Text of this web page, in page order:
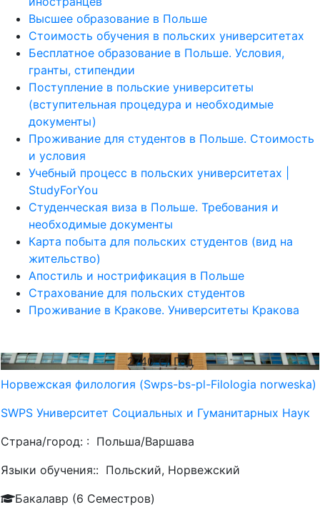
Высшее образование в Польше
Стоимость обучения в польских университетах
Бесплатное образование в Польше. Условия,
гранты, стипендии
Поступление в польские университеты
(вступительная процедура и необходимые
документы)
Проживание для студентов в Польше. Стоимость
и условия
Учебный процесс в польских университетах |
StudyForYou
Студенческая виза в Польше. Требования и
необходимые документы
Карта побыта для польских студентов (вид на
жительство)
Апостиль и нострификация в Польше
Страхование для польских студентов
Проживание в Кракове. Университеты Кракова
2740€/ Год
Норвежская филология (Swps-bs-pl-Filologia norweska)
SWPS Университет Социальных и Гуманитарных Наук
Страна/город: : Польша/Варшава
Языки обучения:: Польский, Норвежский
Бакалавр (6 Семестров)